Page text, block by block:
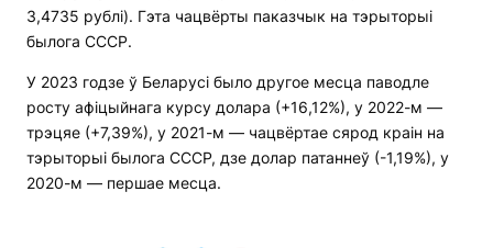
3,4735 рублі). Гэта чацвёрты паказчык на тэрыторыі
былога СССР.
У 2023 годзе ў Беларусі было другое месца паводле
росту афіцыйнага курсу долара (+16,12%), у 2022-м —
трэцяе (+7,39%), у 2021-м — чацвёртае сярод краін на
тэрыторыі былога СССР, дзе долар патаннеў (-1,19%), у
2020-м — першае месца.